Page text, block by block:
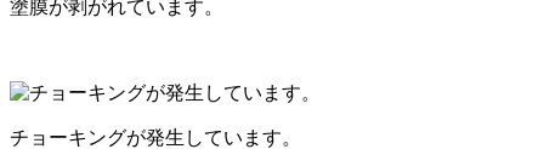
塗膜が剥がれています。
チョーキングが発生しています。